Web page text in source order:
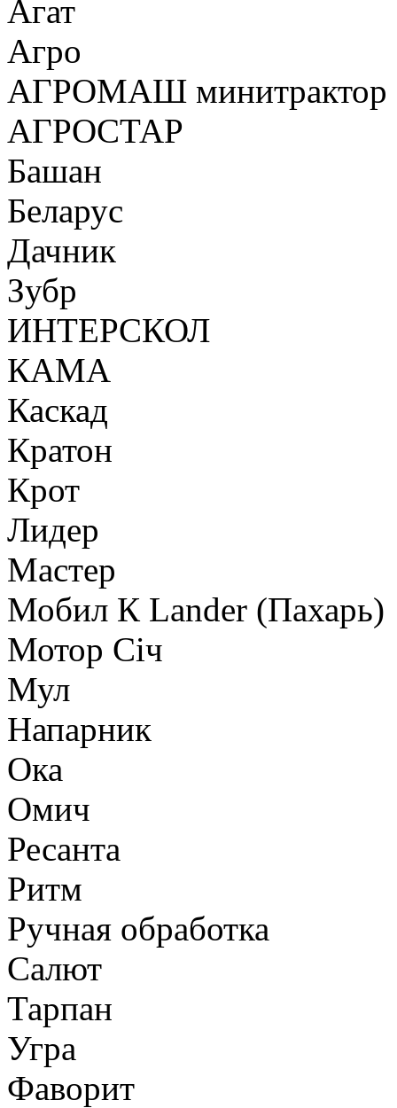
Агат
Агро
АГРОМАШ минитрактор
АГРОСТАР
Башан
Беларус
Дачник
Зубр
ИНТЕРСКОЛ
КАМА
Каскад
Кратон
Крот
Лидер
Мастер
Мобил К Lander (Пахарь)
Мотор Сiч
Мул
Напарник
Ока
Омич
Ресанта
Ритм
Ручная обработка
Салют
Тарпан
Угра
Фаворит